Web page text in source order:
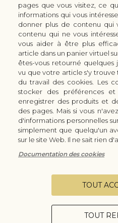
LES ACCESSOIRES DE
CUTTERS & CISEAUX KAI
LES SERVICES/
Bon à savoir
Manuel d'aiguisage &
Histoire du couteau japonais
Forme de lame
FAQ
Infos légales
Conditions Générales de
Vie privée
pages que vous visitez, ce
informations qui vous
donner plus de contenu qui
contenu qui ne vous
vous aider à être plus
article dans un panier virtuel
êtes-vous retourné quelques
vu que votre article s'y trouve
du travail des cookies. Les
stocker des préférences et
enregistrer des produits et
des pages. Mais si vous
d'informations personnelles
simplement que quelqu'un
sur le site Web. Il ne sait rien
Documentation des cookies
TOUT
TOUT